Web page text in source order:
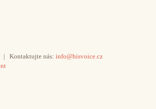
Kontaktujte nás: info@hisvoice.cz